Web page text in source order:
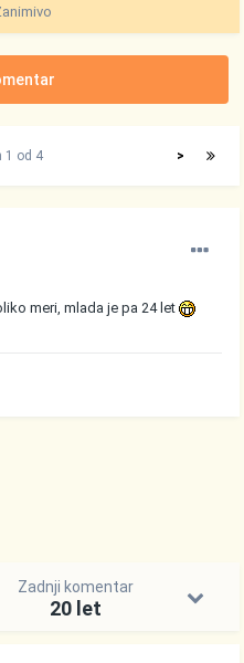
>
1 od 4
meri, mlada je pa 24 let
Zadnji komentar
20 let